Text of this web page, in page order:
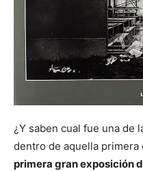
¿Y saben cual fue una de
dentro de aquella
primera gran exposición